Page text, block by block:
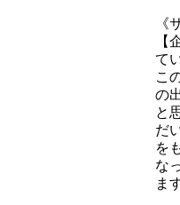
《
【
て
こ
の
と
だ
を
な
ま